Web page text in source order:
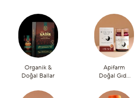
Organik &
Doğal Ballar
Apifarm
Doğal Gıda